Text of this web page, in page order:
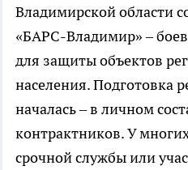
Владимирской области
«БАРС-Владимир» –
для защиты объектов
населения. Подготовка
началась – в личном
контрактников. У
срочной службы или